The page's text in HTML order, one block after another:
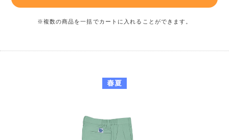
※複数の商品を一括でカートに入れることができます。